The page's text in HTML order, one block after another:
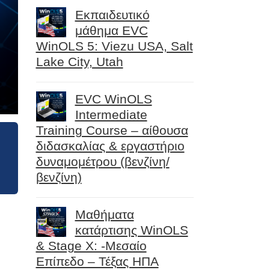
Εκπαιδευτικό
μάθημα EVC
WinOLS 5: Viezu USA, Salt
Lake City, Utah
EVC WinOLS
Intermediate
Training Course – αίθουσα
διδασκαλίας & εργαστήριο
δυναμομέτρου (βενζίνη/
βενζίνη)
Μαθήματα
κατάρτισης WinOLS
& Stage X: -Μεσαίο
Επίπεδο – Τέξας ΗΠΑ